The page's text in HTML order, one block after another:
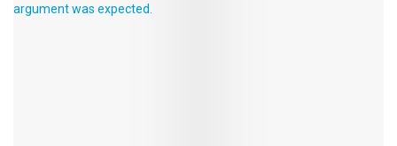
argument was expected.